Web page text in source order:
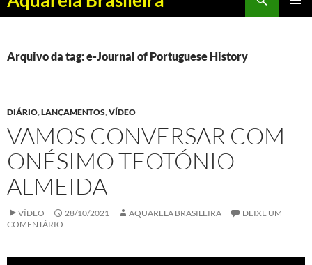
PULAR
CONTEÚDO
Arquivo da tag: e-Journal of Portuguese History
DIÁRIO,LANÇAMENTOS,VÍDEO
VAMOS CONVERSAR COM
ONÉSIMO TEOTÓNIO
ALMEIDA
VÍDEO 28/10/2021 AQUARELA BRASILEIRA
DEIXE UM
COMENTÁRIO